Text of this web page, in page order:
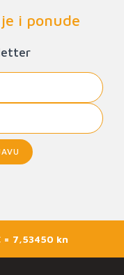
i ponude
7,53450 kn